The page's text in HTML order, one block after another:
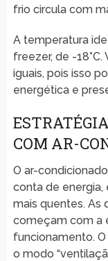
frio circula com
A temperatura
freezer, de -
iguais, pois isso
energética e
COM AR-
O ar-
conta de
mais quentes. As
começam com a
funcionamento.
o modo